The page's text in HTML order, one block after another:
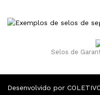
Selos de
Desenvolvido por